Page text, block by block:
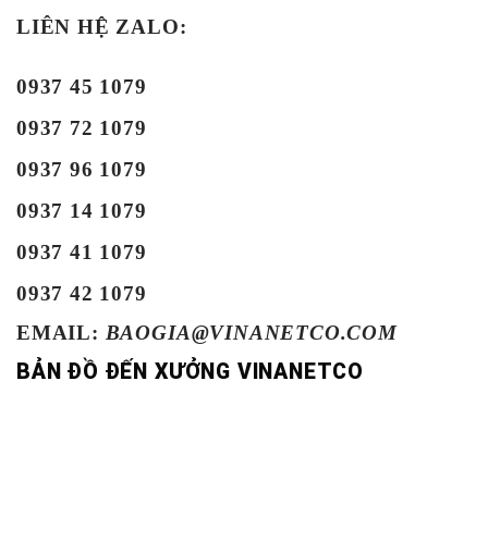
LIÊN HỆ ZALO:
0937 45 1079
0937 72 1079
0937 96 1079
0937 14 1079
0937 41 1079
0937 42 1079
EMAIL: BAOGIA@VINANETCO.COM
BẢN ĐỒ ĐẾN XƯỞNG VINANETCO